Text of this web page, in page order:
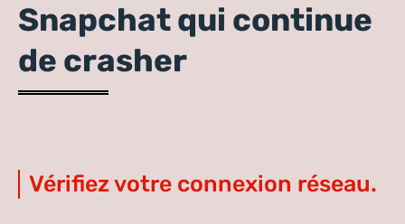
Snapchat qui continue
de crasher
Vérifiez votre connexion réseau.